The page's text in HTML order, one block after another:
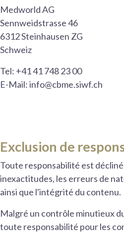
Medworld AG
Sennweidstrasse 46
6312 Steinhausen ZG
Schweiz
Tel: +41 41 748 23 00
E-Mail: info@cbme.siwf.ch
Exclusion de
Toute responsabilité est
inexactitudes, les erreurs de
ainsi que l'intégrité du contenu.
Malgré un contrôle minutieux
toute responsabilité pour les